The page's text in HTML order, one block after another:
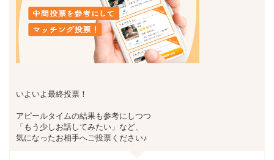
いよいよ最終投票！
アピールタイムの結果も参考にしつつ
「もう少しお話してみたい」など、
気になったお相手へご投票ください♪